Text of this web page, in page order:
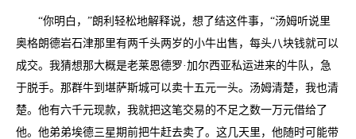
“你明白，”朗利轻松地解释说，想了结这件事，“汤姆听说里
奥格朗德岩石津那里有两千头两岁的小牛出售，每头八块钱就可以
成交。我猜想那大概是老莱恩德罗·加尔西亚私运进来的牛队，急
于脱手。那群牛到堪萨斯城可以卖十五元一头。汤姆清楚，我也清
楚。他有六千元现款，我就把这笔交易的不足之数一万元借给了
他。他弟弟埃德三星期前把牛赶去卖了。这几天里，他随时可能带